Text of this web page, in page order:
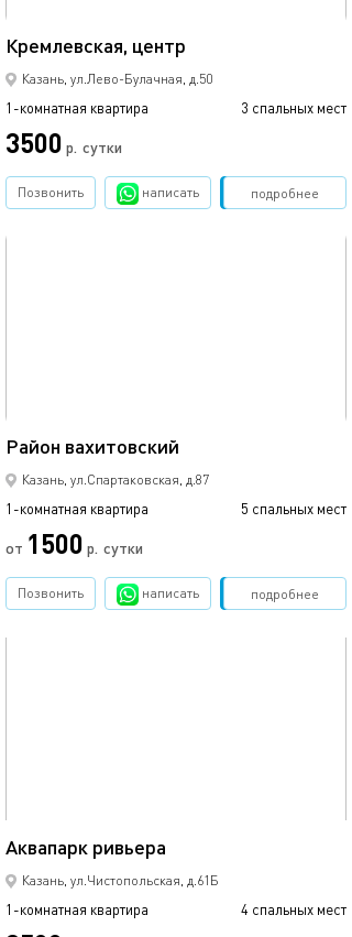
Кремлевская, центр
Казань, ул.Лево-Булачная, д.50
1-комнатная квартира 3 спальных мест
3500 р. сутки
подробнее
Позвонить написать Забронировать
Район вахитовский
Казань, ул.Спартаковская, д.87
1-комнатная квартира 5 спальных мест
от 1500 р. сутки
подробнее
Позвонить написать Забронировать
Аквапарк ривьера
Казань, ул.Чистопольская, д.61Б
1-комнатная квартира 4 спальных мест